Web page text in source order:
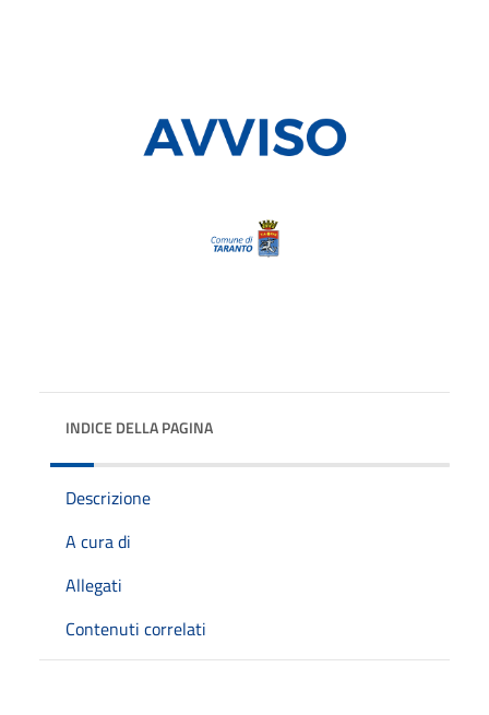
INDICE DELLA PAGINA
Descrizione
A cura di
Allegati
Contenuti correlati